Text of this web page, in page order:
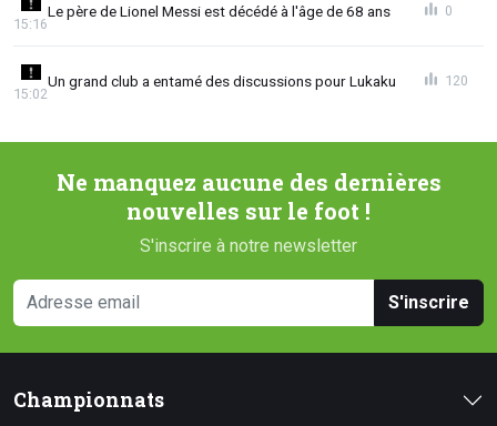
Le père de Lionel Messi est décédé à l'âge de 68 ans
15:16
0
Un grand club a entamé des discussions pour Lukaku
15:02
120
Ne manquez aucune des dernières
nouvelles sur le foot !
S'inscrire à notre newsletter
S'inscrire
Championnats